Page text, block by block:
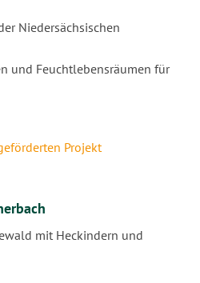
Niedersächsischen
und Feuchtlebensräumen für
Projekt
mit Heckindern und